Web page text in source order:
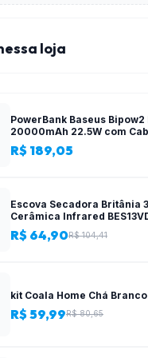
loja
PowerBank Baseus Bipow2
20000mAh 22.5W com
Display Digital EnerFill FC51
R$ 189,05
Escova Secadora Britânia
Cerâmica Infrared
R$ 64,90R$ 104,41
kit Coala Home Chá Branco
R$ 59,99R$ 80,65